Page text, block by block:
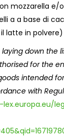
mozzarella e/
a a base di
latte in polvere)
laying down the
for the
intended
with